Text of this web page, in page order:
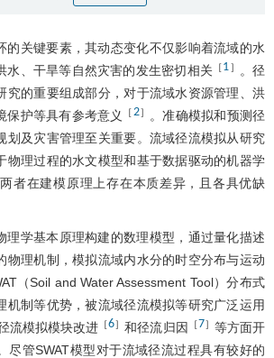
的关键要素，其动态变化不仅影响着流域的水
水、干旱等自然灾害的发生密切相关 ［1］
。径
究的重要组成部分，对于流域水资源管理、洪
保护等具有参考意义
［2］
。准确模拟和预测径
划及灾害管理至关重要。流域径流模拟从研究
物理过程的水文模型和基于数据驱动的机器学
两者在建模原理上存在本质差异，且各具优缺
理学基本原理构建的数理模型，通过量化描述
物理机制，模拟流域内水分的时空分布与运动
（Soil and Water Assessment Tool）分布式
机制等优势，被流域径流模拟等研究广泛运用
流模拟模块改进 ［6］和径流归因 ［7］ 等方面开
尽管SWAT模型对于流域径流过程具有较好的